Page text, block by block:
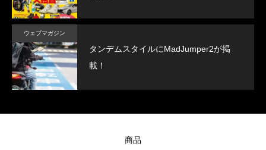
ウェブマガジン
タンデムスタイルにMadJumper2が掲
載！
商品